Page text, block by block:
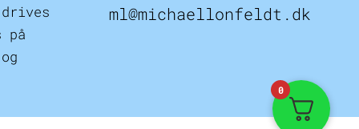
på
ml@michaellonfeldt.dk
0